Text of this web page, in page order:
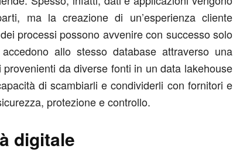
ma la creazione di un’esperienza cliente
processi possono avvenire con successo solo
allo stesso database attraverso una
da diverse fonti in un data lakehouse
di scambiarli e condividerli con fornitori e
protezione e controllo.
digitale